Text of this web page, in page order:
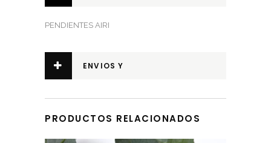
PENDIENTES AIRI
ENVIOS Y
PRODUCTOS RELACIONADOS